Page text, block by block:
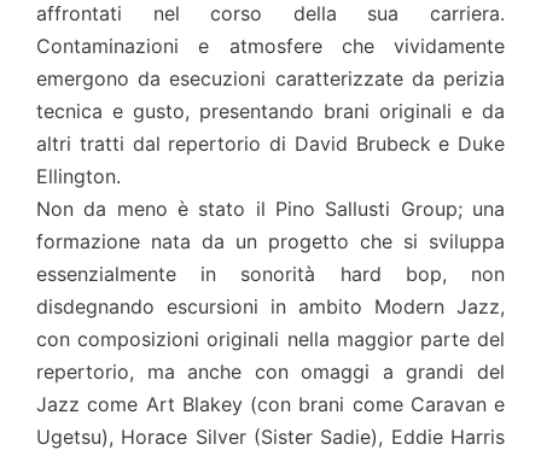
affrontati nel corso della sua carriera.
Contaminazioni e atmosfere che vividamente
emergono da esecuzioni caratterizzate da perizia
tecnica e gusto, presentando brani originali e da
altri tratti dal repertorio di David Brubeck e Duke
Ellington.
Non da meno è stato il Pino Sallusti Group; una
formazione nata da un progetto che si sviluppa
essenzialmente in sonorità hard bop, non
disdegnando escursioni in ambito Modern Jazz,
con composizioni originali nella maggior parte del
repertorio, ma anche con omaggi a grandi del
Jazz come Art Blakey (con brani come Caravan e
Ugetsu), Horace Silver (Sister Sadie), Eddie Harris